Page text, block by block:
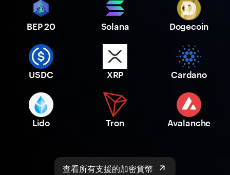
BEP 20 Solana Dogecoin
USDC XRP Cardano
Lido Tron Avalanche
查看所有支援的加密貨幣